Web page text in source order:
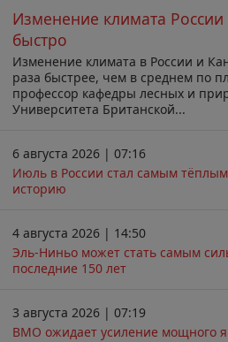
Изменение климата
быстро
Изменение климата в России и
раза быстрее, чем в среднем по
профессор кафедры лесных и
Университета Британской...
6 августа 2026 | 07:16
Июль в России стал самым
историю
4 августа 2026 | 14:50
Эль-Ниньо может стать самым
последние 150 лет
3 августа 2026 | 07:19
ВМО ожидает усиление мощного